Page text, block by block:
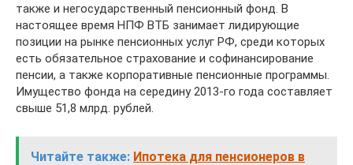
также и негосударственный пенсионный фонд. В
настоящее время НПФ ВТБ занимает лидирующие
позиции на рынке пенсионных услуг РФ, среди которых
есть обязательное страхование и софинансирование
пенсии, а также корпоративные пенсионные программы.
Имущество фонда на середину 2013-го года составляет
свыше 51,8 млрд. рублей.
Читайте также: Ипотека для пенсионеров в